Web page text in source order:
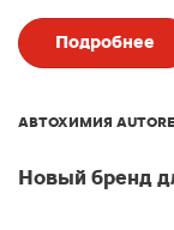
Подробнее
АВТОХИМИЯ
Новый бренд